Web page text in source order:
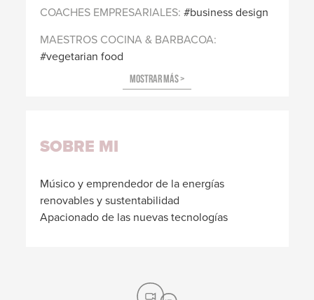
COACHES EMPRESARIALES
business design
MAESTROS COCINA & BARBACOA
vegetarian food
SOBRE MI
Músico y emprendedor de la energías
renovables y sustentabilidad
Apacionado de las nuevas tecnologías